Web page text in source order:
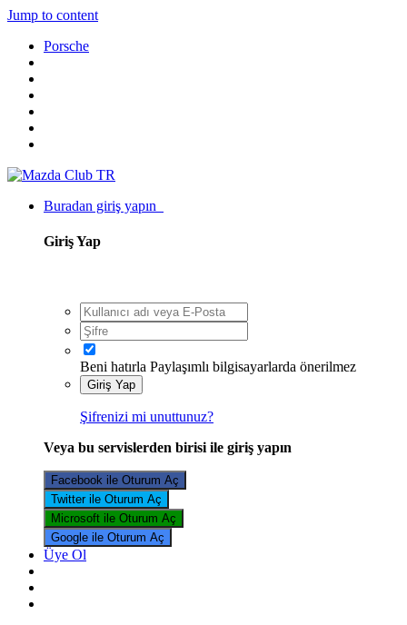
Jump to content
Porsche
Buradan giriş yapın
Giriş Yap
Beni hatırla Paylaşımlı bilgisayarlarda önerilmez
Giriş Yap
Şifrenizi mi unuttunuz?
Veya bu servislerden birisi ile giriş yapın
Facebook ile Oturum Aç
Twitter ile Oturum Aç
Microsoft ile Oturum Aç
Google ile Oturum Aç
Üye Ol